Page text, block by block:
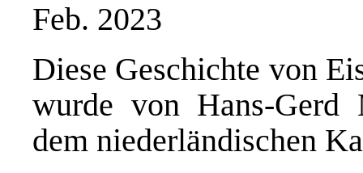
Feb. 2023
Diese Geschichte von
wurde von Hans-Gerd
dem niederländischen